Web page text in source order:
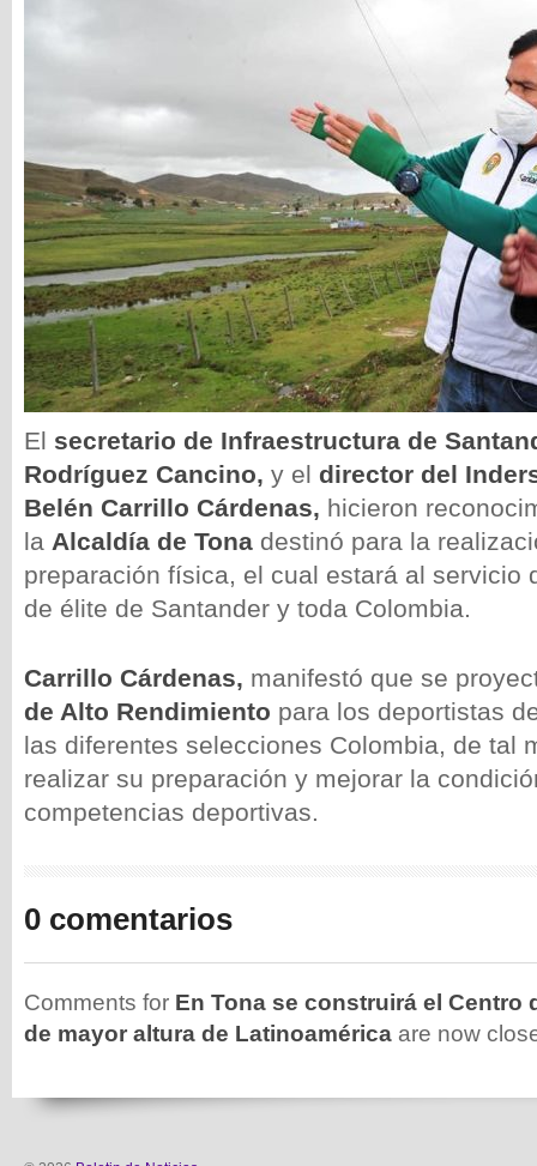
El secretario de Infraestructura de
Rodríguez Cancino, y el director del
Belén Carrillo Cárdenas, hicieron
la Alcaldía de Tona destinó para la
preparación física, el cual estará al servicio
de élite de Santander y toda Colombia.
Carrillo Cárdenas, manifestó que se
de Alto Rendimiento para los deportistas
las diferentes selecciones Colombia, de tal
realizar su preparación y mejorar la
competencias deportivas.
0 comentarios
Comments for En Tona se construirá el Centro
de mayor altura de Latinoamérica are now